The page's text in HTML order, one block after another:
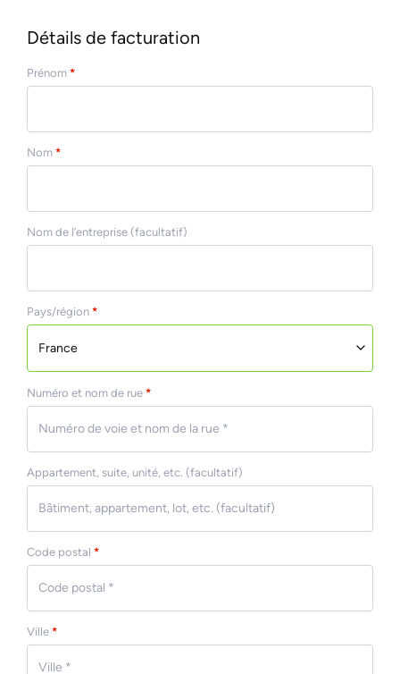
Détails de facturation
Prénom *
Nom *
Nom de l’entreprise (facultatif)
Pays/région *
France
Numéro et nom de rue *
Appartement, suite, unité, etc. (facultatif)
Code postal *
Ville *